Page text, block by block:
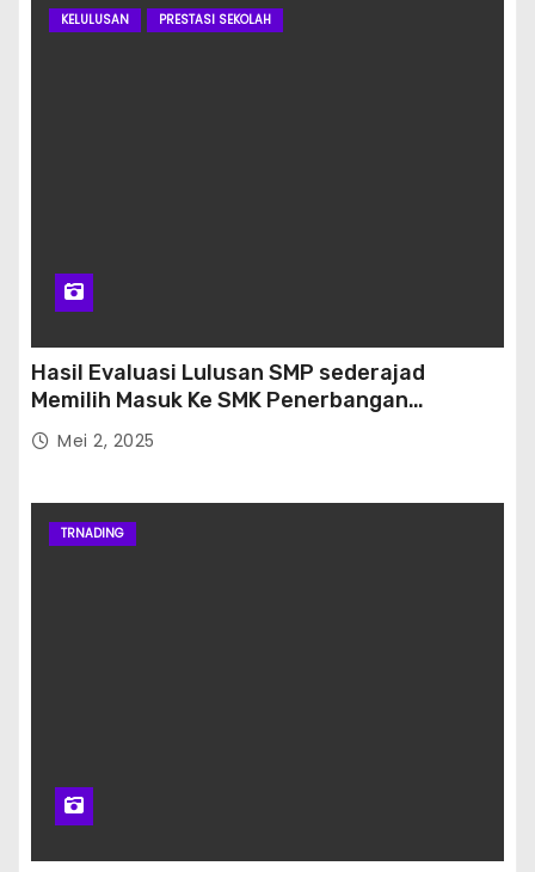
KELULUSAN PRESTASI SEKOLAH
Hasil Evaluasi Lulusan SMP sederajad
Memilih Masuk Ke SMK Penerbangan
Banjarbaru
Mei 2, 2025
TRNADING